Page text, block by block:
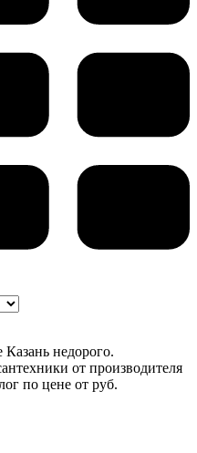
Казань недорого.
от производителя
по цене от руб.